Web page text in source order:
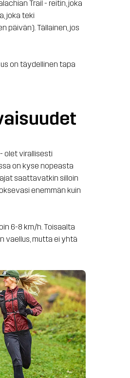
Trail - reitin, joka
joka teki
päivän). Tällainen, jos
on täydellinen tapa
olet virallisesti
on kyse nopeasta
saattavatkin silloin
enemmän kuin
6-8 km/h. Toisaalta
vaellus, mutta ei yhtä